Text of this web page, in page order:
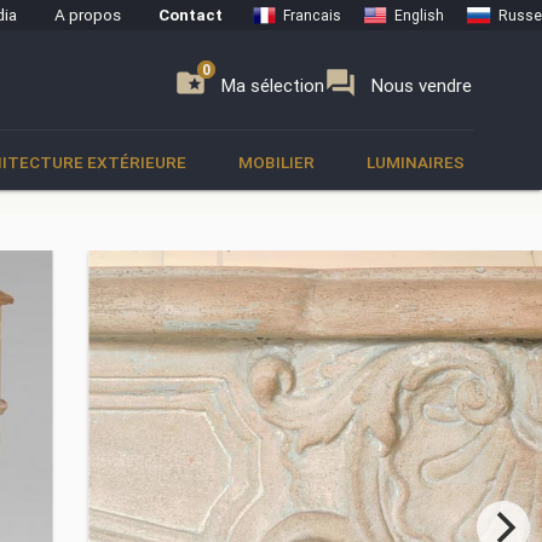
A propos Contact Francais English Russe
folder_special Ma sélection
0 forum Nous vendre
0
EXTÉRIEURE MOBILIER LUMINAIRES